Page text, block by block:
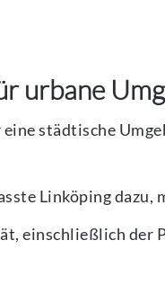
urbane
städtische
Linköping
einschließlich der